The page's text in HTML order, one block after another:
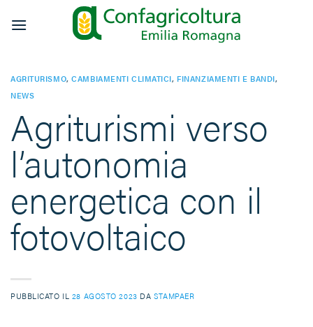
AGRITURISMO,CAMBIAMENTI CLIMATICI, FINANZIAMENTI E BANDI,
NEWS
Agriturismi verso
l’autonomia
energetica con il
fotovoltaico
PUBBLICATO IL 28 AGOSTO 2023 DA STAMPAER